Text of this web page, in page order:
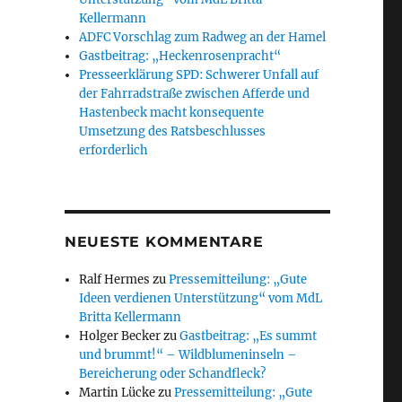
Kellermann
ADFC Vorschlag zum Radweg an der Hamel
Gastbeitrag: „Heckenrosenpracht“
Presseerklärung SPD: Schwerer Unfall auf
der Fahrradstraße zwischen Afferde und
Hastenbeck macht konsequente
Umsetzung des Ratsbeschlusses
erforderlich
NEUESTE KOMMENTARE
Ralf Hermes zuPressemitteilung: „Gute
Ideen verdienen Unterstützung“ vom MdL
Britta Kellermann
Holger BeckerzuGastbeitrag: „Es summt
und brummt!“ – Wildblumeninseln –
Bereicherung oder Schandfleck?
Martin LückezuPressemitteilung: „Gute